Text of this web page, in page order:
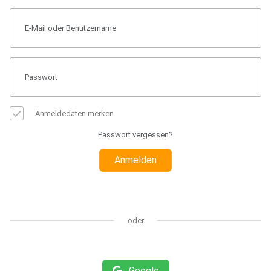
Anmeldedaten merken
Passwort vergessen?
Anmelden
oder